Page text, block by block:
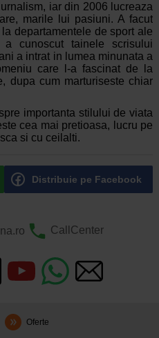
iar din 2006 lucreaza
marile lui pasiuni. A facut
departamentele de sport ale
a cunoscut tainele scrisului
a intrat in lumea minunata a
care l-a fascinat de la
dupa cum marturiseste chiar
importanta stilului de viata
cea mai pretioasa, lucru pe
si cu ceilalti.
Distribuie pe Facebook
CallCenter
Oferte